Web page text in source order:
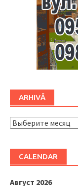
ARHIVĂ
ARHIVĂ
CALENDAR
Август 2026